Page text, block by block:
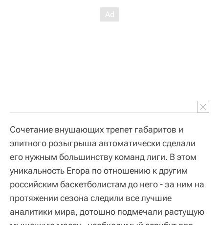
Сочетание внушающих трепет габаритов и
элитного розыгрыша автоматически сделали
его нужным большинству команд лиги. В этом
уникальность Егора по отношению к другим
российским баскетболистам до него - за ним на
протяжении сезона следили все лучшие
аналитики мира, дотошно подмечали растущую